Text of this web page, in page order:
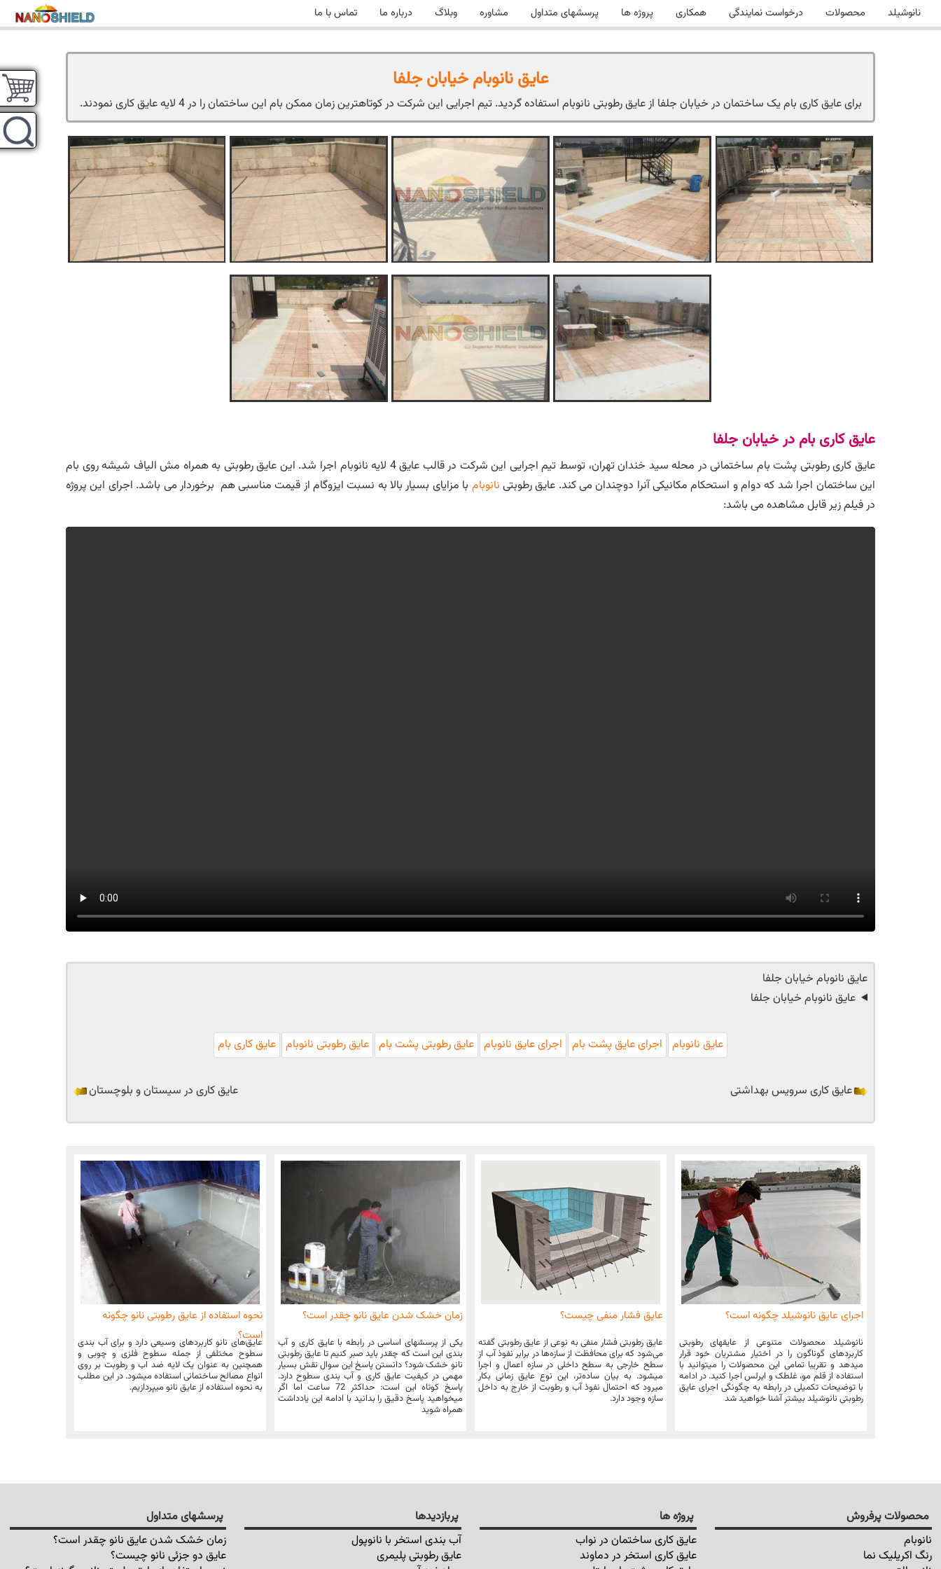
نانوشیلد محصولات درخواست نمایندگی همکاری پروژه ها پرسشهای متداول مشاوره وبلاگ درباره ما تماس با ما
عایق نانوبام خیابان جلفا
برای عایق کاری بام یک ساختمان در خیابان جلفا از عایق رطوبتی نانوبام استفاده گردید. تیم اجرایی این شرکت در کوتاهترین زمان ممکن بام این ساختمان را در 4 لایه عایق کاری نمودند.
عایق کاری بام در خیابان جلفا
عایق کاری رطوبتی پشت بام ساختمانی در محله سید خندان تهران، توسط تیم اجرایی این شرکت در قالب عایق 4 لایه نانوبام اجرا شد. این عایق رطوبتی به همراه مش الیاف شیشه روی بام
این ساختمان اجرا شد که دوام و استحکام مکانیکی آنرا دوچندان می کند. عایق رطوبتی نانوبام با مزایای بسیار بالا به نسبت ایزوگام از قیمت مناسبی هم برخوردار می باشد. اجرای این پروژه
در فیلم زیر قابل مشاهده می باشد:
عایق نانوبام خیابان جلفا
عایق نانوبام خیابان جلفا
عایق نانوبام اجرای عایق پشت بام اجرای عایق نانوبام عایق رطوبتی پشت بام عایق رطوبتی نانوبام عایق کاری بام
عایق کاری سرویس بهداشتی عایق کاری در سیستان و بلوچستان
اجرای عایق نانوشیلد چگونه است؟
نانوشیلد محصولات متنوعی از عایقهای رطوبتی
کاربردهای گوناگون را در اختیار مشتریان خود قرار
میدهد و تقریبا تمامی این محصولات را میتوانید با
استفاده از قلم مو، غلطک و ایرلس اجرا کنید. در ادامه
با توضیحات تکمیلی در رابطه به چگونگی اجرای عایق
رطوبتی نانوشیلد بیشتر آشنا خواهید شد
عایق فشار منفی چیست؟
عایق رطوبتی فشار منفی به نوعی از عایق رطوبتی گفته
می‌شود که برای محافظت از سازه‌ها در برابر نفوذ آب از
سطح خارجی به سطح داخلی در سازه اعمال و اجرا
میشود. به بیان ساده‌تر، این نوع عایق زمانی بکار
میرود که احتمال نفوذ آب و رطوبت از خارج به داخل
سازه وجود دارد.
زمان خشک شدن عایق نانو چقدر است؟
یکی از پرسشهای اساسی در رابطه با عایق کاری و آب
بندی این است که چقدر باید صبر کنیم تا عایق رطوبتی
نانو خشک شود؟ دانستن پاسخ این سوال نقش بسیار
مهمی در کیفیت عایق کاری و آب بندی سطوح دارد.
پاسخ کوتاه این است: حداکثر 72 ساعت اما اگر
میخواهید پاسخ دقیق را بدانید با ادامه این یادداشت
همراه شوید
نحوه استفاده از عایق رطوبتی نانو چگونه
است؟
عایق‌های نانو کاربردهای وسیعی دارد و برای آب بندی
سطوح مختلفی از جمله سطوح فلزی و چوبی و
همچنین به عنوان یک لایه ضد اب و رطوبت بر روی
انواع مصالح ساختمانی استفاده میشود. در این مطلب
به نحوه استفاده از عایق نانو میپردازیم.
محصولات پرفروش
نانوبام
رنگ اکریلیک نما
پروژه ها
عایق کاری ساختمان در نواب
عایق کاری استخر در دماوند
پربازدیدها
آب بندی استخر با نانوپول
عایق رطوبتی پلیمری
پرسشهای متداول
زمان خشک شدن عایق نانو چقدر است؟
عایق دو جزئی نانو چیست؟